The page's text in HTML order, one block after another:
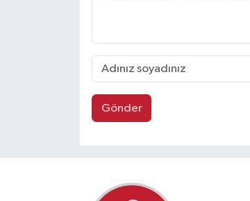
Gönder